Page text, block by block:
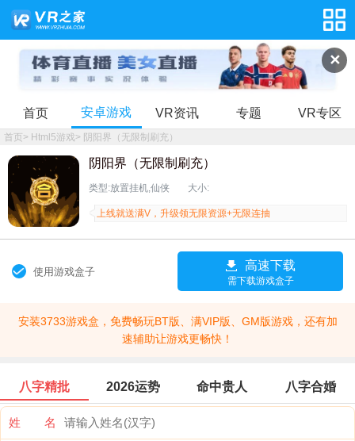
✕
首页 安卓游戏 VR资讯 专题 VR专区
首页> Html5游戏> 阴阳界（无限制刷充）
阴阳界（无限制刷充）
类型:放置挂机,仙侠 大小:
上线就送满V，升级领无限资源+无限连抽
使用游戏盒子 高速下载
需下载游戏盒子
安装3733游戏盒，免费畅玩BT版、满VIP版、GM版游戏，还有加
速辅助让游戏更畅快！
八字精批 2026运势 命中贵人 八字合婚
姓 名